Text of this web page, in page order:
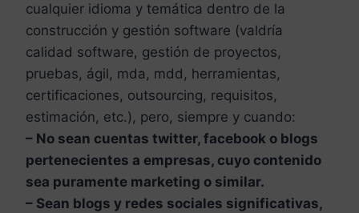
cualquier idioma y temática dentro de la
construcción y gestión software (valdría
calidad software, gestión de proyectos,
pruebas, ágil, mda, mdd, herramientas,
certificaciones, outsourcing, requisitos,
estimación, etc.), pero, siempre y cuando:
– No sean cuentas twitter, facebook o blogs
pertenecientes a empresas, cuyo contenido
sea puramente marketing o similar.
– Sean blogs y redes sociales significativas,